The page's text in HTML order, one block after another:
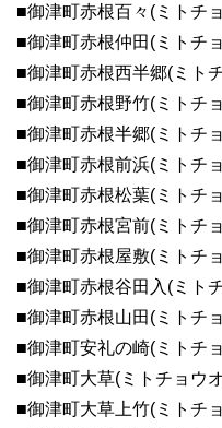
■御津町赤根百々(ミトチ
■御津町赤根仲田(ミトチ
■御津町赤根西半郷(ミト
■御津町赤根野竹(ミトチ
■御津町赤根半郷(ミトチ
■御津町赤根前浜(ミトチ
■御津町赤根松葉(ミトチ
■御津町赤根宮前(ミトチ
■御津町赤根屋敷(ミトチ
■御津町赤根谷田入(ミト
■御津町赤根山田(ミトチ
■御津町安礼の崎(ミトチ
■御津町大草(ミトチョウ
■御津町大草上竹(ミトチ